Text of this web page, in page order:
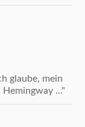
glaube, mein
..."